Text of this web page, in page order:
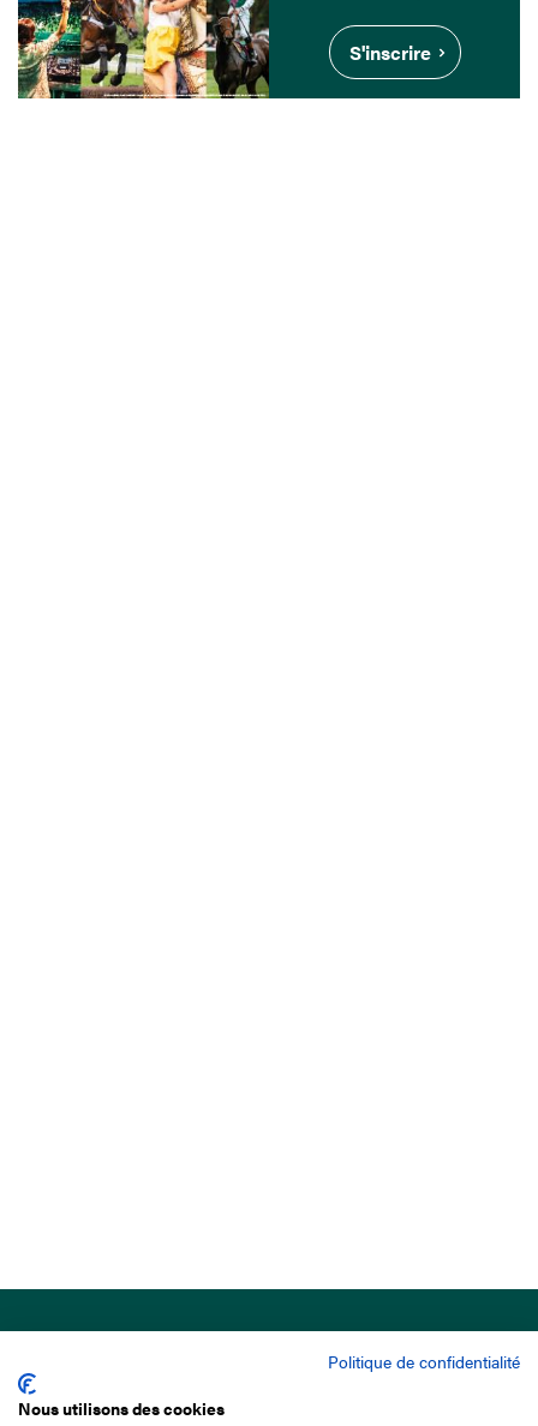
S'inscrire
Politique de confidentialité
Nous utilisons des cookies